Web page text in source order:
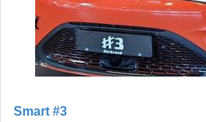
Smart #3